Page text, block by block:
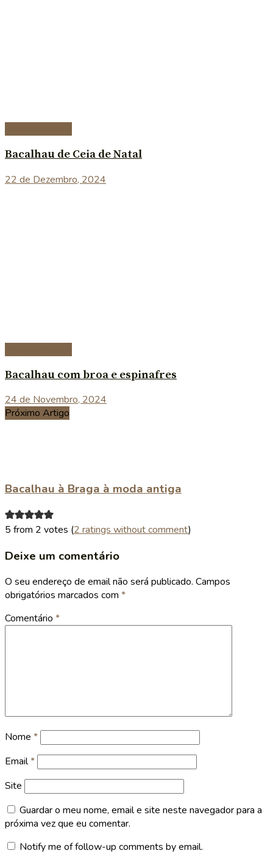
Bacalhau de Ceia de Natal
22 de Dezembro, 2024
Bacalhau com broa e espinafres
24 de Novembro, 2024
Próximo Artigo
Bacalhau à Braga à moda antiga
5 from 2 votes (2 ratings without comment)
Deixe um comentário
O seu endereço de email não será publicado. Campos
obrigatórios marcados com *
Comentário *
Nome *
Email*
Site
Guardar o meu nome, email e site neste navegador para a
próxima vez que eu comentar.
Notify me of follow-up comments by email.